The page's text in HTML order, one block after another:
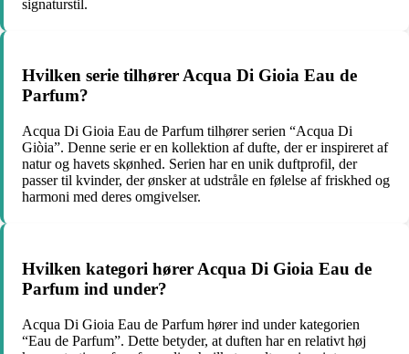
signaturstil.
Hvilken serie tilhører Acqua Di Gioia Eau de
Parfum?
Acqua Di Gioia Eau de Parfum tilhører serien “Acqua Di
Giòia”. Denne serie er en kollektion af dufte, der er inspireret af
natur og havets skønhed. Serien har en unik duftprofil, der
passer til kvinder, der ønsker at udstråle en følelse af friskhed og
harmoni med deres omgivelser.
Hvilken kategori hører Acqua Di Gioia Eau de
Parfum ind under?
Acqua Di Gioia Eau de Parfum hører ind under kategorien
“Eau de Parfum”. Dette betyder, at duften har en relativt høj